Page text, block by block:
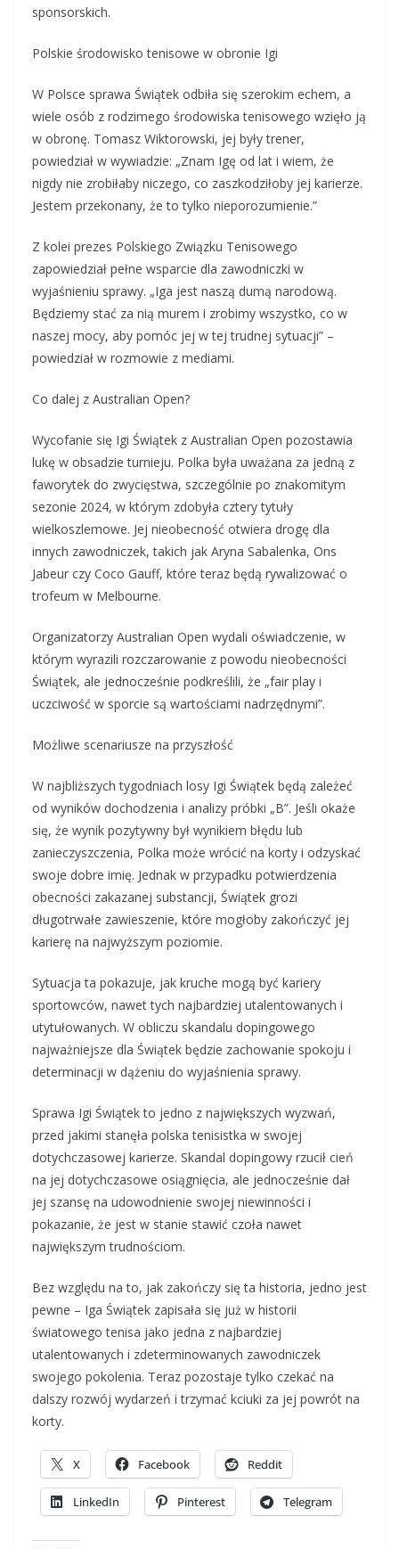
sponsorskich.
Polskie środowisko tenisowe w obronie Igi
W Polsce sprawa Świątek odbiła się szerokim echem, a
wiele osób z rodzimego środowiska tenisowego wzięło ją
w obronę. Tomasz Wiktorowski, jej były trener,
powiedział w wywiadzie: „Znam Igę od lat i wiem, że
nigdy nie zrobiłaby niczego, co zaszkodziłoby jej karierze.
Jestem przekonany, że to tylko nieporozumienie.”
Z kolei prezes Polskiego Związku Tenisowego
zapowiedział pełne wsparcie dla zawodniczki w
wyjaśnieniu sprawy. „Iga jest naszą dumą narodową.
Będziemy stać za nią murem i zrobimy wszystko, co w
naszej mocy, aby pomóc jej w tej trudnej sytuacji” –
powiedział w rozmowie z mediami.
Co dalej z Australian Open?
Wycofanie się Igi Świątek z Australian Open pozostawia
lukę w obsadzie turnieju. Polka była uważana za jedną z
faworytek do zwycięstwa, szczególnie po znakomitym
sezonie 2024, w którym zdobyła cztery tytuły
wielkoszlemowe. Jej nieobecność otwiera drogę dla
innych zawodniczek, takich jak Aryna Sabalenka, Ons
Jabeur czy Coco Gauff, które teraz będą rywalizować o
trofeum w Melbourne.
Organizatorzy Australian Open wydali oświadczenie, w
którym wyrazili rozczarowanie z powodu nieobecności
Świątek, ale jednocześnie podkreślili, że „fair play i
uczciwość w sporcie są wartościami nadrzędnymi”.
Możliwe scenariusze na przyszłość
W najbliższych tygodniach losy Igi Świątek będą zależeć
od wyników dochodzenia i analizy próbki „B”. Jeśli okaże
się, że wynik pozytywny był wynikiem błędu lub
zanieczyszczenia, Polka może wrócić na korty i odzyskać
swoje dobre imię. Jednak w przypadku potwierdzenia
obecności zakazanej substancji, Świątek grozi
długotrwałe zawieszenie, które mogłoby zakończyć jej
karierę na najwyższym poziomie.
Sytuacja ta pokazuje, jak kruche mogą być kariery
sportowców, nawet tych najbardziej utalentowanych i
utytułowanych. W obliczu skandalu dopingowego
najważniejsze dla Świątek będzie zachowanie spokoju i
determinacji w dążeniu do wyjaśnienia sprawy.
Sprawa Igi Świątek to jedno z największych wyzwań,
przed jakimi stanęła polska tenisistka w swojej
dotychczasowej karierze. Skandal dopingowy rzucił cień
na jej dotychczasowe osiągnięcia, ale jednocześnie dał
jej szansę na udowodnienie swojej niewinności i
pokazanie, że jest w stanie stawić czoła nawet
największym trudnościom.
Bez względu na to, jak zakończy się ta historia, jedno jest
pewne – Iga Świątek zapisała się już w historii
światowego tenisa jako jedna z najbardziej
utalentowanych i zdeterminowanych zawodniczek
swojego pokolenia. Teraz pozostaje tylko czekać na
dalszy rozwój wydarzeń i trzymać kciuki za jej powrót na
korty.
X Facebook Reddit
LinkedIn Pinterest Telegram